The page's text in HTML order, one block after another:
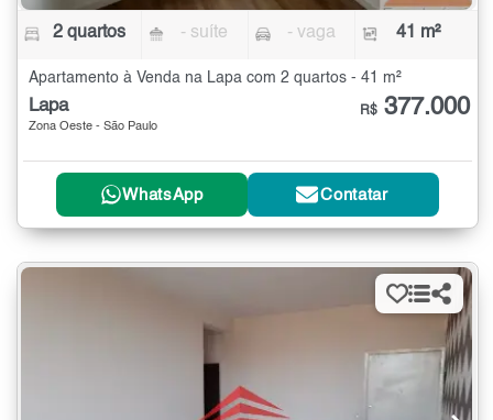
2 quartos - suíte - vaga 41 m²
Apartamento à Venda na Lapa com 2 quartos - 41 m²
Lapa
Zona Oeste - São Paulo
R$ 377.000
WhatsApp Contatar